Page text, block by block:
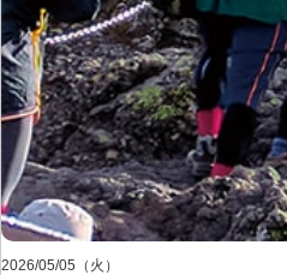
2026/05/05（火）